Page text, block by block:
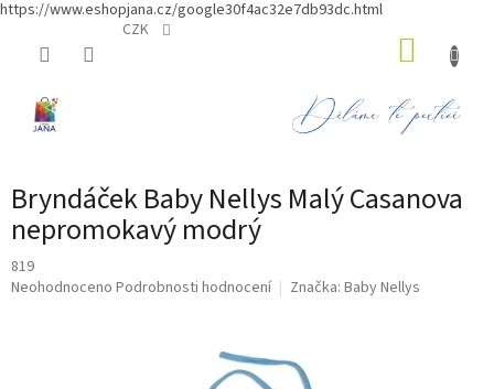
https://www.eshopjana.cz/google30f4ac32e7db93dc.html
CZK
Bryndáček Baby Nellys Malý Casanova
nepromokavý modrý
819
Průměrné
Neohodnoceno Podrobnosti hodnocení Značka: Baby Nellys